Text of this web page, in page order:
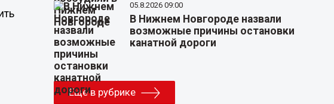
05.8.2026 09:00
В Нижнем Новгороде назвали
возможные причины остановки
канатной дороги
Еще в рубрике